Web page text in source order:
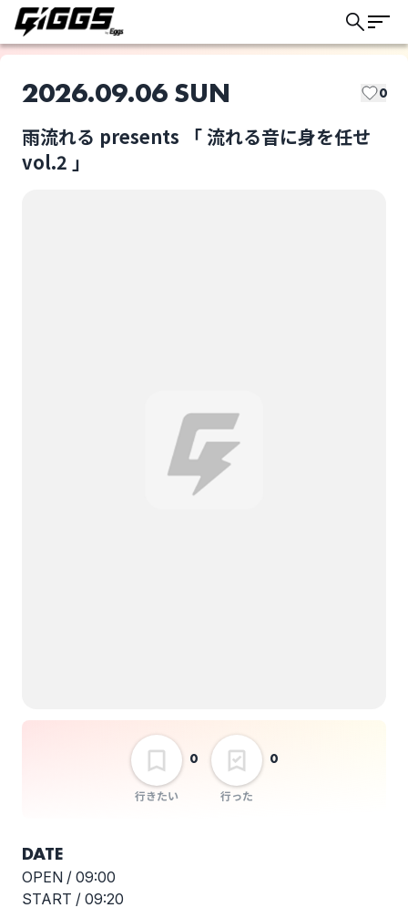
2026.09.06 SUN 0
雨流れる presents 「 流れる音に身を任せ
vol.2 」
行きたい
0
行った
0
DATE
OPEN / 09:00
START / 09:20
このライブの取り置きは終了しました